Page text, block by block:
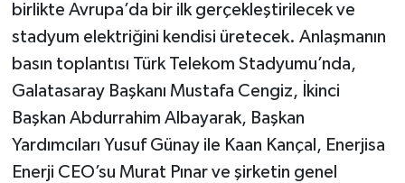
birlikte Avrupa’da bir ilk gerçekleştirilecek ve
stadyum elektriğini kendisi üretecek. Anlaşmanın
basın toplantısı Türk Telekom Stadyumu’nda,
Galatasaray Başkanı Mustafa Cengiz, İkinci
Başkan Abdurrahim Albayarak, Başkan
Yardımcıları Yusuf Günay ile Kaan Kançal, Enerjisa
Enerji CEO’su Murat Pınar ve şirketin genel